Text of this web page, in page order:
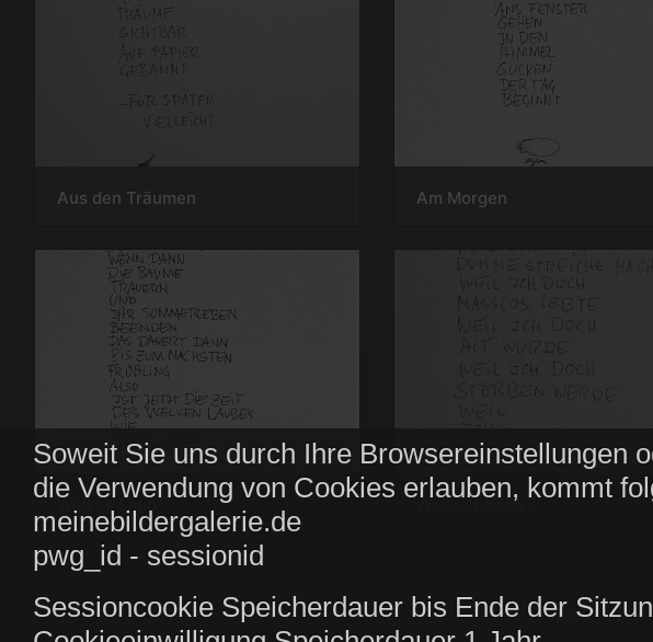
Soweit Sie uns durch Ihre Browsereinstellungen
die Verwendung von Cookies erlauben, kommt
meinebildergalerie.de
pwg_id - sessionid
Sessioncookie Speicherdauer bis Ende der
Aus den Träumen Am Morgen
Weil ich doch ...